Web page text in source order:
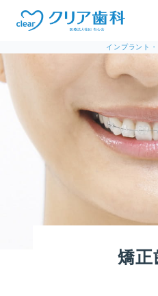
インプラント
矯正